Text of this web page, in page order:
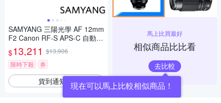
SAMYANG 三陽光學 AF 12mm
F2 Canon RF-S APS-C 自動對
焦鏡頭 公司貨
$13,211 $13,906
限時下殺
券
貨到通知我
馬上比買最好
相似商品比比看
去比較
現在可以馬上比較相似商品！